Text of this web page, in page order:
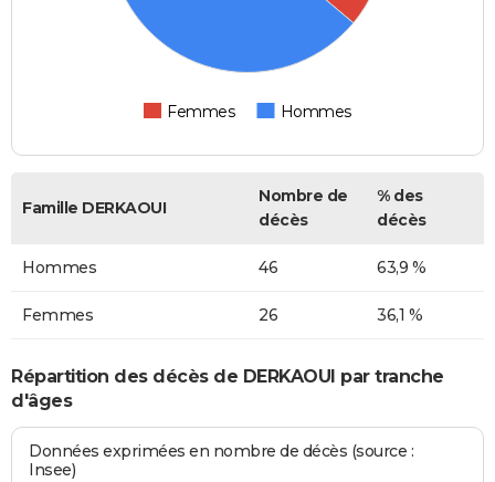
Femmes Hommes
Famille DERKAOUI
Nombre de
décès
% des
décès
Hommes 46 63,9 %
Femmes 26 36,1 %
Répartition des décès de DERKAOUI par tranche
d'âges
Données exprimées en nombre de décès (source :
Insee)